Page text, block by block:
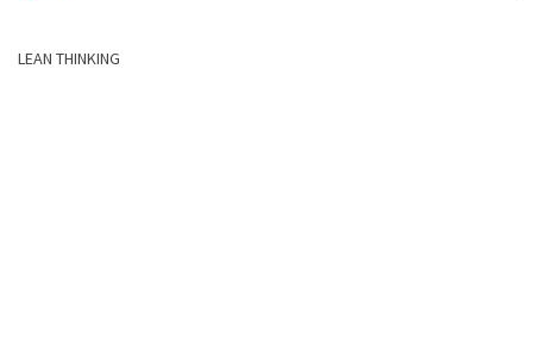
LEAN THINKING